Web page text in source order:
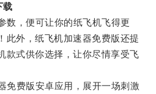
载
，便可让你的纸飞机飞得更
此外，纸飞机加速器免费版还提
款式供你选择，让你尽情享受飞
费版安卓应用，展开一场刺激